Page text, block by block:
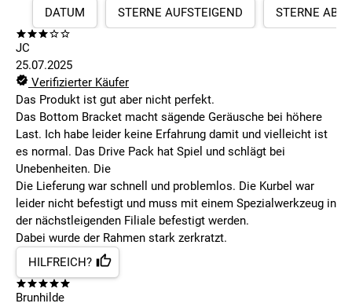
DATUM
STERNE AUFSTEIGEND STERNE
JC
25.07.2025
Verifizierter Käufer
Das Produkt ist gut aber nicht perfekt.
Das Bottom Bracket macht sägende Geräusche bei höhere
Last. Ich habe leider keine Erfahrung damit und vielleicht ist
es normal. Das Drive Pack hat Spiel und schlägt bei
Unebenheiten. Die
Die Lieferung war schnell und problemlos. Die Kurbel war
leider nicht befestigt und muss mit einem Spezialwerkzeug in
der nächstleigenden Filiale befestigt werden.
Dabei wurde der Rahmen stark zerkratzt.
HILFREICH?
Brunhilde